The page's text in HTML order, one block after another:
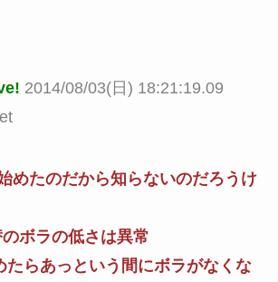
2014/08/03(日) 18:21:19.09
めたのだから知らないのだろうけ
ボラの低さは異常
たらあっという間にボラがなくな